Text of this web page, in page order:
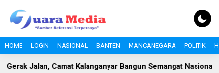
HOME LOGIN NASIONAL BANTEN MANCANEGARA POLITIK
Camat Kalanganyar Bangun Semangat Nasionalisme